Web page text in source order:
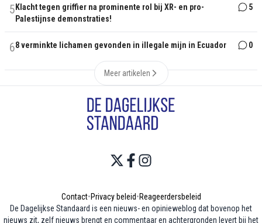
5 Klacht tegen griffier na prominente rol bij XR- en pro-
Palestijnse demonstraties!
5
68 verminkte lichamen gevonden in illegale mijn in Ecuador 0
Meer artikelen
Contact•Privacy beleid•Reageerdersbeleid
De Dagelijkse Standaard is een nieuws- en opinieweblog dat bovenop het
nieuws zit, zelf nieuws brengt en commentaar en achtergronden levert bij het